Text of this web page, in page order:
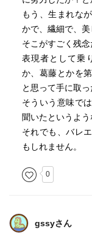
もう、生まれな
かで、繊細で、美
そこがすごく残念
表現者として乗
か、葛藤とかを
と思って手に取
そういう意味で
聞いたというよう
それでも、バレ
もしれません。
0
gssyさん